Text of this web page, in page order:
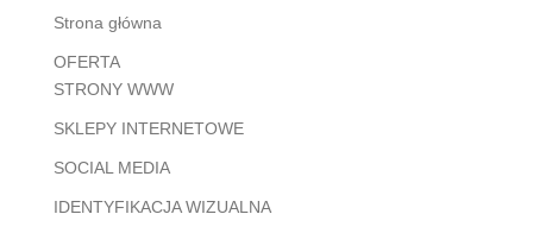
Strona główna
OFERTA
STRONY WWW
SKLEPY INTERNETOWE
SOCIAL MEDIA
IDENTYFIKACJA WIZUALNA